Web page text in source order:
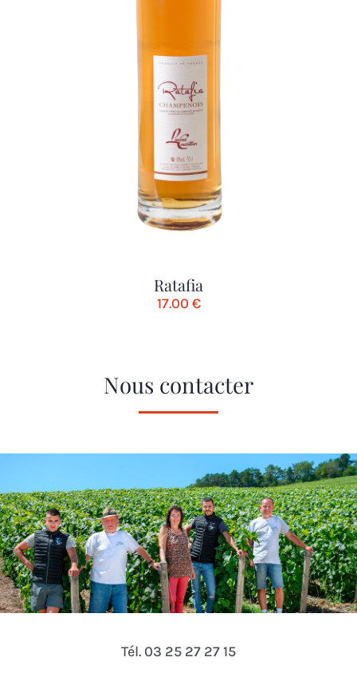
Ratafia
17.00 €
Nous contacter
Tél. 03 25 27 27 15